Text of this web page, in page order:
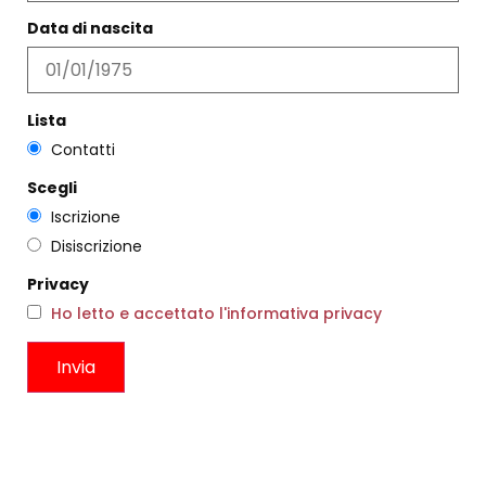
SANDALO ONDEL BRUCIATO
€177,00
Scegli
CLUTCH EMMA
Data di nascita
Lista
Contatti
Scegli
Iscrizione
Disiscrizione
Privacy
Ho letto e accettato l'informativa privacy